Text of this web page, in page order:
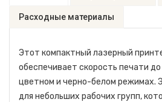
Расходные материалы
Этот компактный лазерный
обеспечивает скорость печати
цветном и черно-белом режимах.
для небольших рабочих групп,